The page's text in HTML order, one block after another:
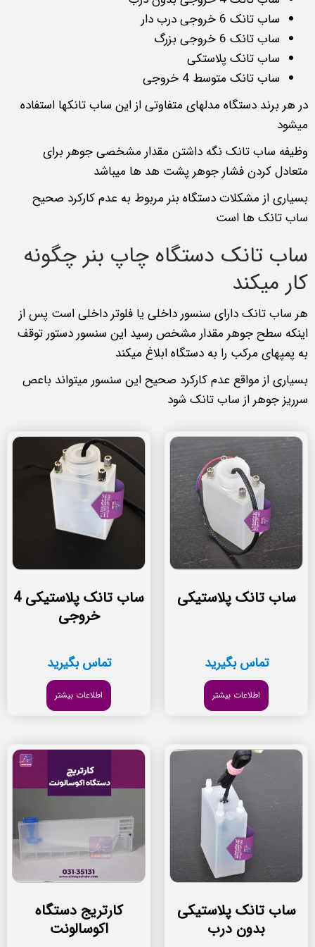
ساب تانک 6 خروجی درب دار
ساب تانک 6 خروجی بزرگ
ساب تانک پلاستکی
ساب تانک متوسط 4 خروجی
در هر برند دستگاه مدلهای متفاوتی از این ساب تانکها استفاده
میشود
وظیفه ساب تانک نگه داشتن مقدار مشخصی جوهر برای
متعادل کردن فشار جوهر پشت هد ها میباشد
بسیاری از مشکلات دستگاه بنر مربوط به عدم کارکرد صحیح
ساب تانک ها است
ساب تانک دستگاه چاپ بنر چگونه
کار میکند
هر ساب تانک دارای سنسور داخلی یا فلوتر داخلی است پس از
اینکه سطح جوهر مقدار مشخص رسید این سنسور دستور توقف
به پمپهای مرکب را به دستگاه ابلاغ میکند
بسیاری از مواقع عدم کارکرد صحیح این سنسور میتواند باعص
سرریز جوهر از ساب تانک شود
ساب تانک پلاستیکی
تماس بگیرید
اطلاعات بیشتر
ساب تانک پلاستیکی 4
خروجی
تماس بگیرید
اطلاعات بیشتر
ساب تانک پلاستیکی
بدون درب
کارتریج دستگاه
اکوسالونت